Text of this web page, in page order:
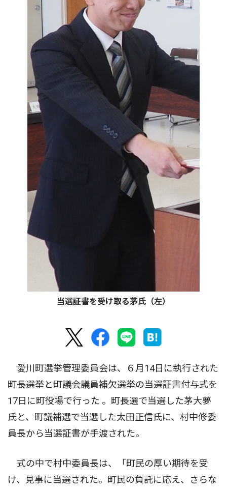
当選証書を受け取る茅氏（左）
愛川町選挙管理委員会は、６月14日に執行された
町長選挙と町議会議員補欠選挙の当選証書付与式を
17日に町役場で行った 。町長選で当選した茅大夢
氏と、町議補選で当選した太田正信氏に、村中修委
員長から当選証書が手渡された。
式の中で村中委員長は、「町民の厚い期待を受
け、見事に当選された。町民の負託に応え、さらな